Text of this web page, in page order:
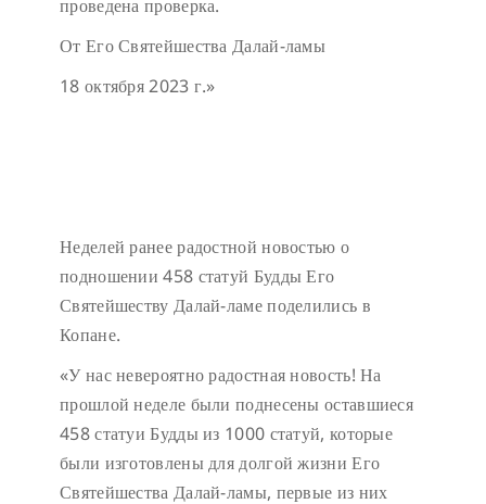
проведена проверка.
От Его Святейшества Далай-ламы
18 октября 2023 г.»
Неделей ранее радостной новостью о
подношении 458 статуй Будды Его
Святейшеству Далай-ламе поделились в
Копане.
«У нас невероятно радостная новость! На
прошлой неделе были поднесены оставшиеся
458 статуи Будды из 1000 статуй, которые
были изготовлены для долгой жизни Его
Святейшества Далай-ламы, первые из них